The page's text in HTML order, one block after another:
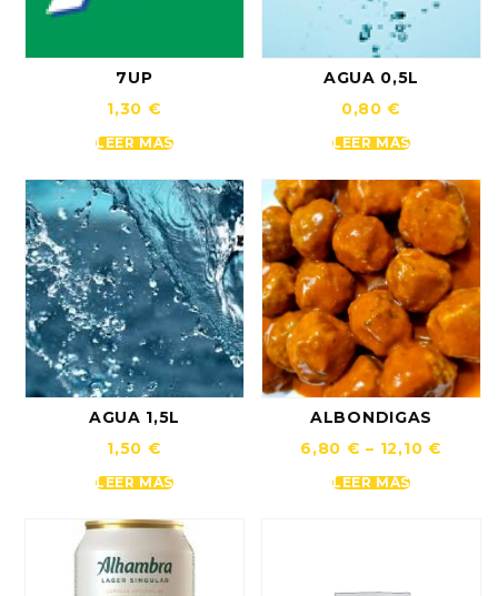
7UP
1,30 €
LEER MÁS
AGUA 0,5L
0,80€
LEER MÁS
AGUA 1,5L
1,50 €
LEER MÁS
ALBONDIGAS
6,80 € – 12,10 €
LEER MÁS